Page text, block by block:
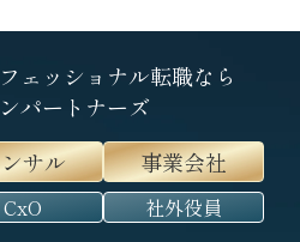
ェッショナル転職なら
パートナーズ
サル 事業会社
CxO 社外役員